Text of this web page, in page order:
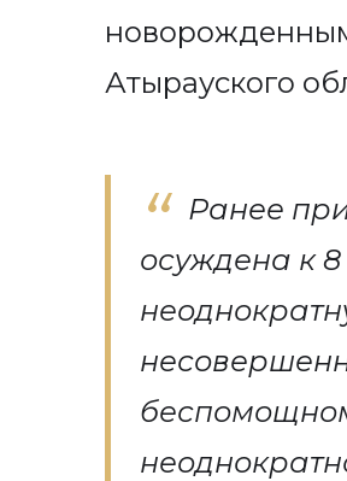
Атырауского
Ранее
осуждена к